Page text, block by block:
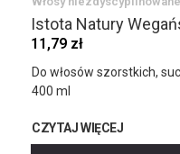
Istota Natury
11,79 zł
Do włosów szorstkich,
400 ml
CZYTAJ WIĘCEJ